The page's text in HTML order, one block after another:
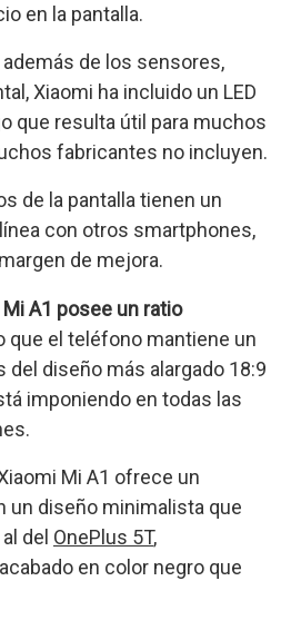
en la pantalla.
de los sensores,
Xiaomi ha incluido un LED
que resulta útil para muchos
fabricantes no incluyen.
de la pantalla tienen un
con otros smartphones,
de mejora.
A1 posee un ratio
que el teléfono mantiene un
diseño más alargado 18:9
imponiendo en todas las
Mi A1 ofrece un
un diseño minimalista que
del OnePlus 5T,
en color negro que